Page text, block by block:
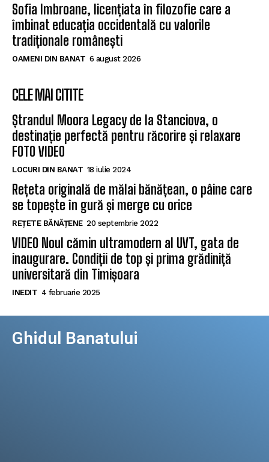
Sofia Imbroane, licențiata în filozofie care a
îmbinat educația occidentală cu valorile
tradiționale românești
OAMENI DIN BANAT 6 august 2026
CELE MAI CITITE
Ștrandul Moora Legacy de la Stanciova, o
destinație perfectă pentru răcorire și relaxare
FOTO VIDEO
LOCURI DIN BANAT 18 iulie 2024
Rețeta originală de mălai bănățean, o pâine care
se topește în gură și merge cu orice
REȚETE BĂNĂȚENE 20 septembrie 2022
VIDEO Noul cămin ultramodern al UVT, gata de
inaugurare. Condiții de top și prima grădiniță
universitară din Timișoara
INEDIT 4 februarie 2025
Ghidul Banatului